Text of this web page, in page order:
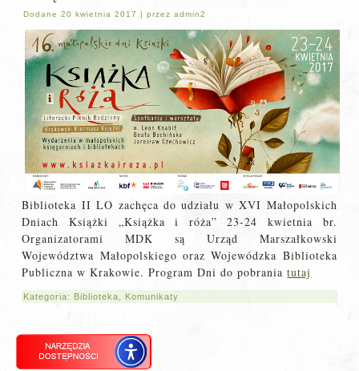
Dodane 20 kwietnia 2017 |przez admin2
Biblioteka II LO zachęca do udziału w XVI Małopolskich
Dniach Książki „Książka i róża” 23-24 kwietnia br.
Organizatorami MDK są Urząd Marszałkowski
Województwa Małopolskiego oraz Wojewódzka Biblioteka
Publiczna w Krakowie. Program Dni do pobraniatutaj
Kategoria: Biblioteka Komunikaty